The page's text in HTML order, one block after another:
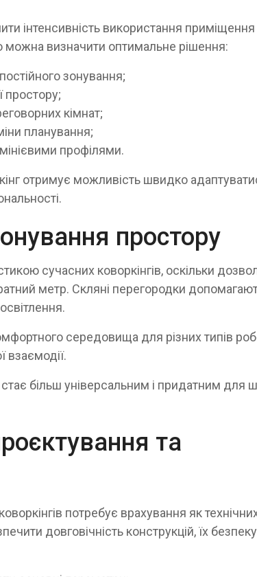
інтенсивність використання приміщення
можна визначити оптимальне рішення:
зонування;
простору;
кімнат;
планування;
профілями.
отримує можливість швидко
простору
сучасних коворкінгів, оскільки
метр. Скляні перегородки
середовища для різних типів
взаємодії.
більш універсальним і придатним для
та
потребує врахування як
довговічність конструкцій, їх